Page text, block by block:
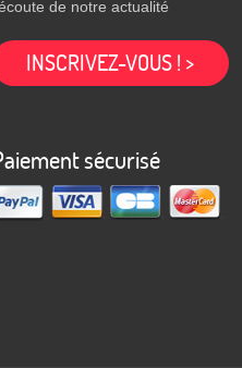
de notre actualité
INSCRIVEZ-VOUS ! >
sécurisé